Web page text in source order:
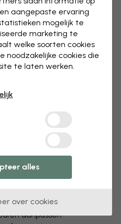
motief aanpassen om het
aanpassen
aangepaste ervaring
mogelijk te
marketing te
welke soorten cookies
cookies die
te laten werken.
alles
over cookies